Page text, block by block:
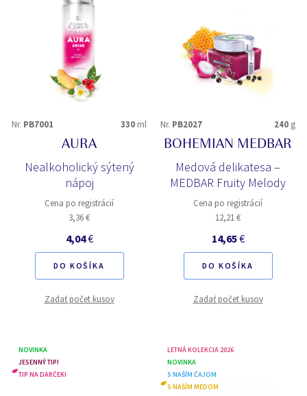
Nr. PB7001 330 ml
AURA
Nealkoholický sýtený
nápoj
Cena po registrácií
3,36 €
4,04€
DO KOŠÍKA
Zadať počet kusov
Nr. PB2027 240 g
BOHEMIAN MEDBAR
Medová delikatesa –
MEDBAR Fruity Melody
Cena po registrácií
12,21 €
14,65€
DO KOŠÍKA
Zadať počet kusov
NOVINKA
JESENNÝ TIP!
TIP NA DARČEK!
LETNÁ KOLEKCIA 2026
NOVINKA
S NAŠÍM ČAJOM
S NAŠÍM MEDOM